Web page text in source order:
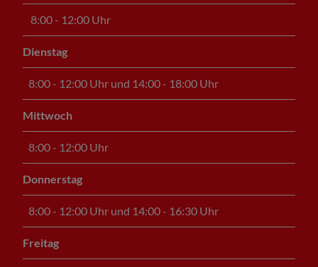
8:00 - 12:00 Uhr
Dienstag
8:00 - 12:00 Uhr und 14:00 - 18:00 Uhr
Mittwoch
8:00 - 12:00 Uhr
Donnerstag
8:00 - 12:00 Uhr und 14:00 - 16:30 Uhr
Freitag